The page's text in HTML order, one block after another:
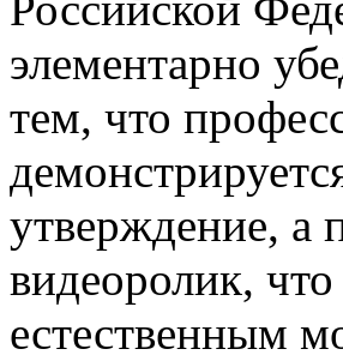
элементарно
тем, что
утверждение, а
видеоролик,
естественным